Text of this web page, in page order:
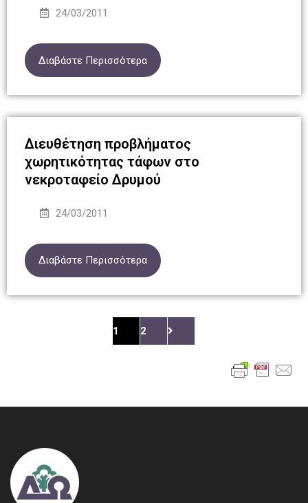
24/03/2011
Διαβάστε Περισσότερα
Διευθέτηση προβλήματος
χωρητικότητας τάφων στο
νεκροταφείο Δρυμού
24/03/2011
Διαβάστε Περισσότερα
1 2